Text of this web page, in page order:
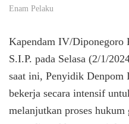
Enam Pelaku
Kapendam IV/
S.I.P. pada Selasa (2/1/
saat ini, Penyidik Denpom
bekerja secara intensif
melanjutkan proses